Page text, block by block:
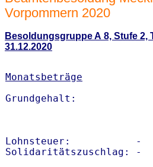
Vorpommern 2020
Besoldungsgruppe A 8, Stufe 2,
31.12.2020
Monatsbeträge
Lohnsteuer:           -
Solidaritätszuschlag: -